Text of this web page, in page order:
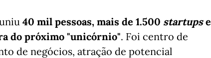
40 mil pessoas, mais de 1.500 startupse
do próximo "unicórnio". Foi centro de
de negócios, atração de potencial